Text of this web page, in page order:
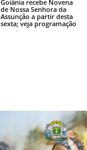
Goiânia recebe Novena
de Nossa Senhora da
Assunção a partir desta
sexta; veja programação